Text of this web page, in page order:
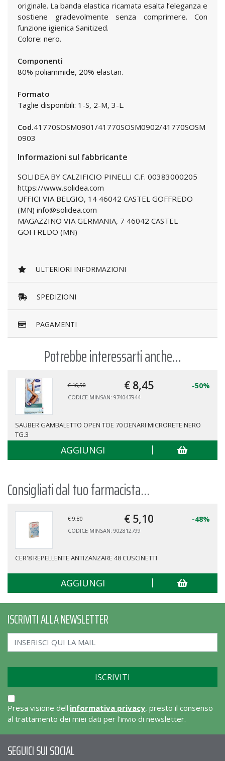
originale. La banda elastica ricamata esalta l’eleganza e
sostiene gradevolmente senza comprimere. Con
funzione igienica Sanitized.
Colore: nero.
Componenti
80% poliammide, 20% elastan.
Formato
Taglie disponibili: 1-S, 2-M, 3-L.
Cod.41770SOSM0901/41770SOSM0902/41770SOSM
0903
Informazioni sul fabbricante
SOLIDEA BY CALZIFICIO PINELLI C.F. 00383000205
https://www.solidea.com
UFFICI VIA BELGIO, 14 46042 CASTEL GOFFREDO
(MN) info@solidea.com
MAGAZZINO VIA GERMANIA, 7 46042 CASTEL
GOFFREDO (MN)
ULTERIORI INFORMAZIONI
SPEDIZIONI
PAGAMENTI
Potrebbe interessarti anche...
€ 16,90 € 8,45 -50%
CODICE MINSAN: 974047944
SAUBER GAMBALETTO OPEN TOE 70 DENARI MICRORETE NERO
TG.3
AGGIUNGI
Consigliati dal tuo farmacista...
€ 9,80 € 5,10 -48%
CODICE MINSAN: 902812799
CER'8 REPELLENTE ANTIZANZARE 48 CUSCINETTI
AGGIUNGI
ISCRIVITI ALLA NEWSLETTER
Presa visione dell'informativa privacy, presto il consenso
al trattamento dei miei dati per l'invio di newsletter.
SEGUICI SUI SOCIAL